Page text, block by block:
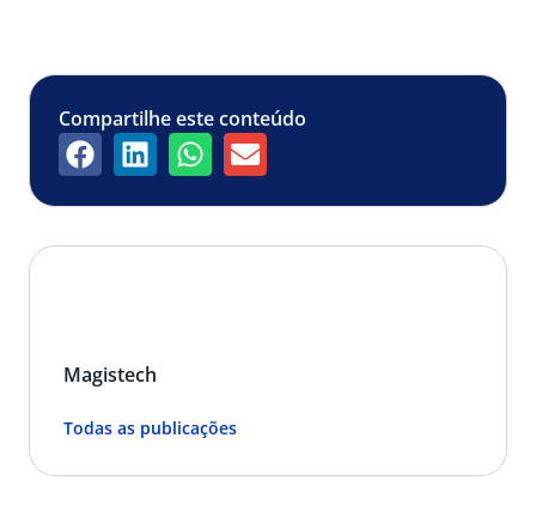
Compartilhe este conteúdo
Magistech
Todas as publicações